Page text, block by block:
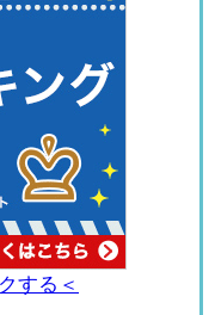
する＜